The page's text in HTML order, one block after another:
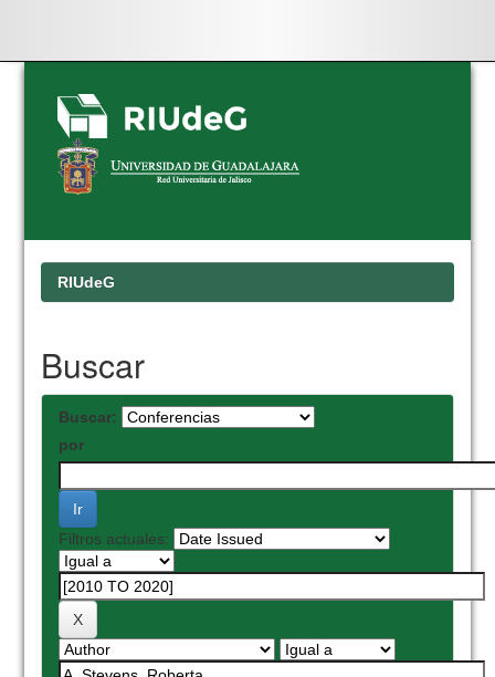
Skip
navigation
RIUdeG
Buscar
Buscar:
por
Filtros actuales: